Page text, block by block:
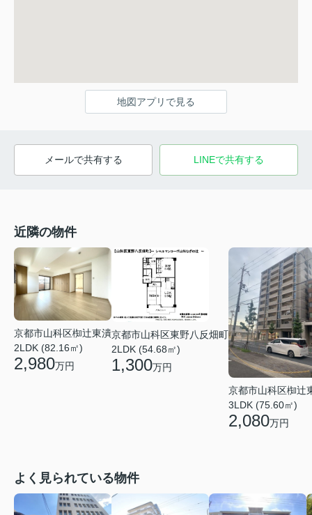
地図アプリで見る
メールで共有する LINEで共有する
近隣の物件
京都市山科区椥辻東潰
2LDK (82.16㎡)
2,980万円
京都市山科区東野八反畑町
2LDK (54.68㎡)
1,300万円
京都市山科区椥辻
3LDK (75.60㎡)
2,080万円
よく見られている物件